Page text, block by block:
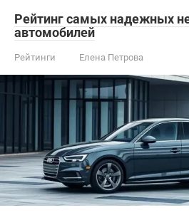
Рейтинг самых надежных
автомобилей
Рейтинги Елена Петрова